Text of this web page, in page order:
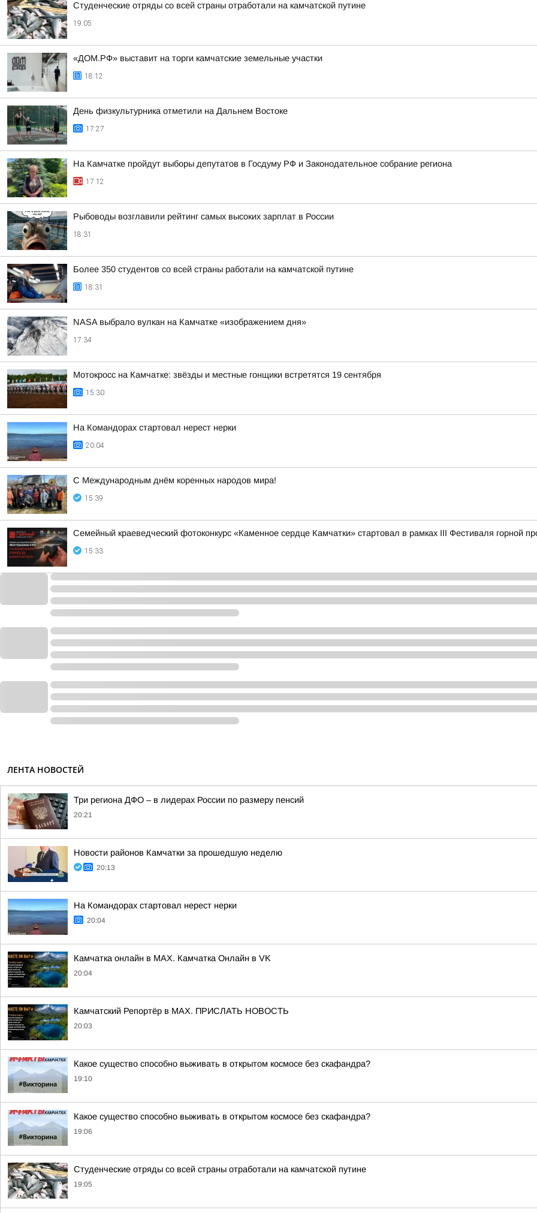
Студенческие отряды со всей страны отработали на камчатской путине
19:05
«ДОМ.РФ» выставит на торги камчатские земельные участки
18:12
День физкультурника отметили на Дальнем Востоке
17:27
На Камчатке пройдут выборы депутатов в Госдуму РФ и Законодательное собрание региона
17:12
Рыбоводы возглавили рейтинг самых высоких зарплат в России
18:31
Более 350 студентов со всей страны работали на камчатской путине
18:31
NASA выбрало вулкан на Камчатке «изображением дня»
17:34
Мотокросс на Камчатке: звёзды и местные гонщики встретятся 19 сентября
15:30
На Командорах стартовал нерест нерки
20:04
С Международным днём коренных народов мира!
15:39
Семейный краеведческий фотоконкурс «Каменное сердце Камчатки» стартовал в рамках III Фестиваля горной
15:33
ЛЕНТА НОВОСТЕЙ
Три региона ДФО – в лидерах России по размеру пенсий
20:21
Новости районов Камчатки за прошедшую неделю
20:13
На Командорах стартовал нерест нерки
20:04
Камчатка онлайн в MAX. Камчатка Онлайн в VK
20:04
Камчатский Репортёр в MAX. ПРИСЛАТЬ НОВОСТЬ
20:03
Какое существо способно выживать в открытом космосе без скафандра?
19:10
Какое существо способно выживать в открытом космосе без скафандра?
19:06
Студенческие отряды со всей страны отработали на камчатской путине
19:05